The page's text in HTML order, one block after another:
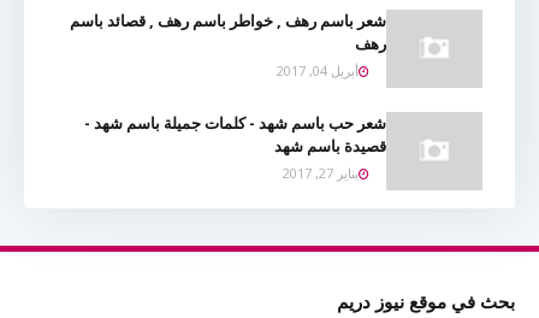
شعر باسم رهف , خواطر باسم رهف , قصائد باسم
رهف
أبريل 04, 2017
شعر حب باسم شهد - كلمات جميلة باسم شهد -
قصيدة باسم شهد
يناير 27, 2017
بحث في موقع نيوز دريم